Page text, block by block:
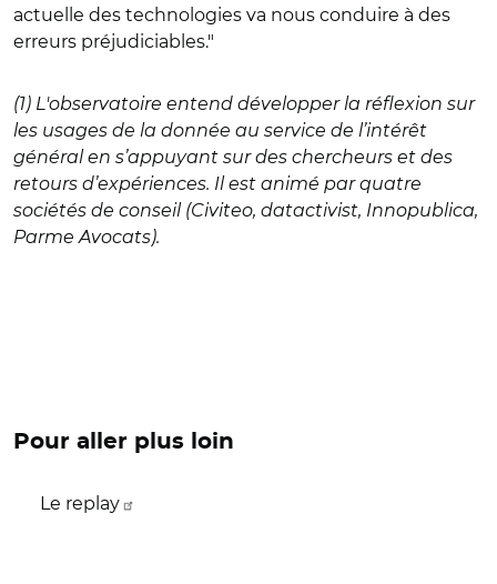
actuelle des technologies va nous conduire à des
erreurs préjudiciables."
(1) L'observatoire entend développer la réflexion sur
les usages de la donnée au service de l’intérêt
général en s’appuyant sur des chercheurs et des
retours d’expériences. Il est animé par quatre
sociétés de conseil (Civiteo, datactivist, Innopublica,
Parme Avocats).
Pour aller plus loin
Le replay